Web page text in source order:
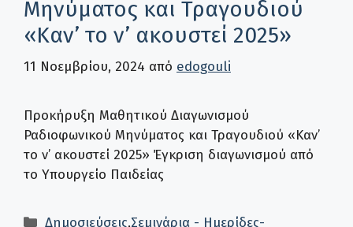
Μηνύματος και Τραγουδιού
«Καν’ το ν’ ακουστεί 2025»
11 Νοεμβρίου, 2024 από edogouli
Προκήρυξη Μαθητικού Διαγωνισμού
Ραδιοφωνικού Μηνύματος και Τραγουδιού «Καν’
το ν’ ακουστεί 2025» Έγκριση διαγωνισμού από
το Υπουργείο Παιδείας
Κατηγορίες
Δημοσιεύσεις,Σεμινάρια - Ημερίδες-